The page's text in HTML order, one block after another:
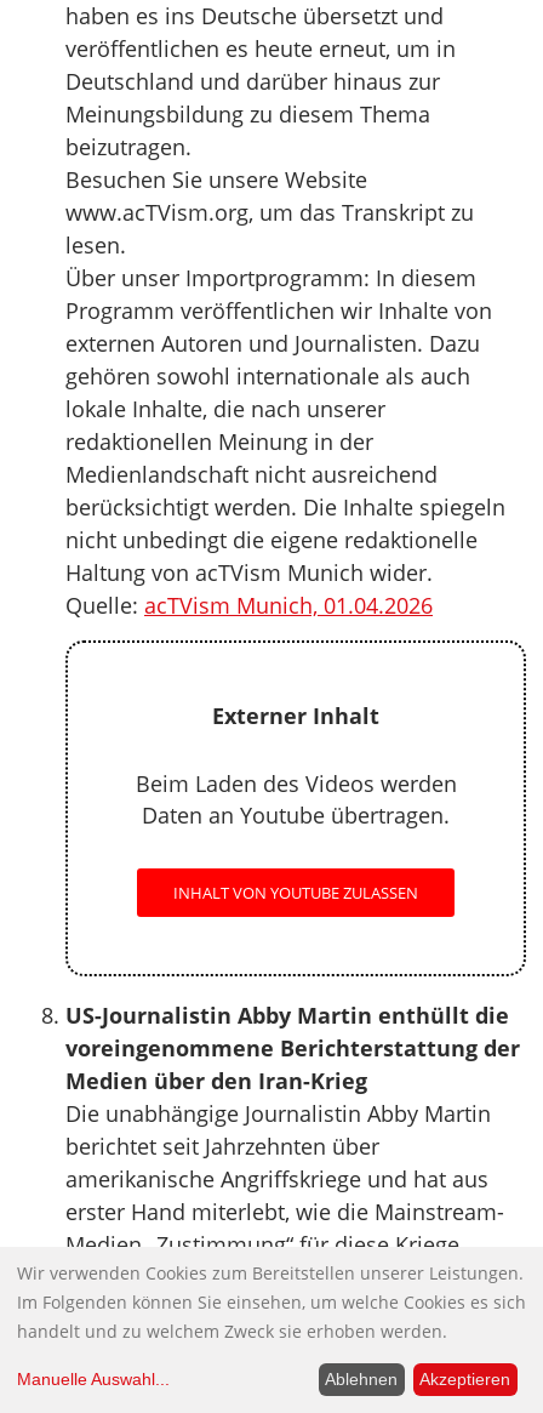
haben es ins Deutsche übersetzt und
veröffentlichen es heute erneut, um in
Deutschland und darüber hinaus zur
Meinungsbildung zu diesem Thema
beizutragen.
Besuchen Sie unsere Website
www.acTVism.org, um das Transkript zu
lesen.
Über unser Importprogramm: In diesem
Programm veröffentlichen wir Inhalte von
externen Autoren und Journalisten. Dazu
gehören sowohl internationale als auch
lokale Inhalte, die nach unserer
redaktionellen Meinung in der
Medienlandschaft nicht ausreichend
berücksichtigt werden. Die Inhalte spiegeln
nicht unbedingt die eigene redaktionelle
Haltung von acTVism Munich wider.
Quelle: acTVism Munich, 01.04.2026
Externer Inhalt
Beim Laden des Videos werden
Daten an Youtube übertragen.
INHALT VON YOUTUBE ZULASSEN
US-Journalistin Abby Martin enthüllt die
voreingenommene Berichterstattung der
Medien über den Iran-Krieg
Die unabhängige Journalistin Abby Martin
berichtet seit Jahrzehnten über
amerikanische Angriffskriege und hat aus
erster Hand miterlebt, wie die Mainstream-
Medien „Zustimmung“ für diese Kriege
„erzeugen“. Der Angriff der USA und Israels
auf den Iran ist da keine Ausnahme.
Im Gespräch mit dem Declassified-
Redakteur Phil Miller diskutieren sie die
Wir verwenden Cookies zum Bereitstellen unserer Leistungen.
Im Folgenden können Sie einsehen, um welche Cookies es sich
handelt und zu welchem Zweck sie erhoben werden.
Manuelle Auswahl... Ablehnen Akzeptieren